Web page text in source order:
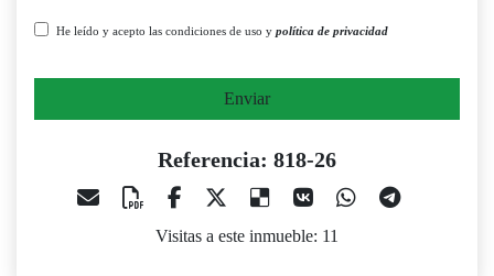
He leído y acepto las condiciones de uso y política de privacidad
Enviar
Referencia: 818-26
Visitas a este inmueble: 11